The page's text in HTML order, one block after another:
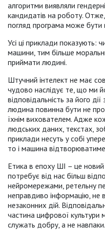
алгоритми виявляли
кандидатів на роботу.
погляд програма може бути
Усі ці приклади показують:
машини, тим більше
приймати людині.
Штучний інтелект не має
чудово наслідує те, що ми
відповідальність за його
людина повинна бути не
їхнім вихователем. Адже
людських даних, текстах,
приклади несуть у собі
то і машина відтворюватиме
Етика в епоху ШІ – це новий
потребує від нас більш
нейромережами, ретельну
неправдиво інформацію, не
незаконних дій.
частина цифрової культури
служать добру, а не навпаки.